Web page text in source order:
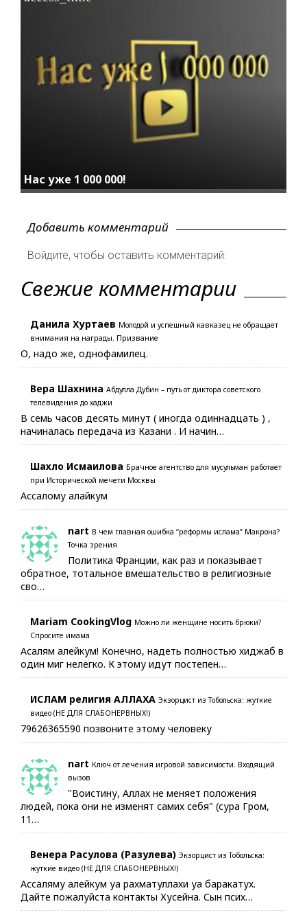
Нас уже 1 000 000!
Добавить комментарий
Войдите, чтобы оставить комментарий:
Свежие комментарии
Данила Хуртаев Молодой и успешный кавказец не обращает
внимания на награды. Призвание
О, надо же, однофамилец.
Вера Шахнина Абдулла Дубин – путь от диктора советского
телевидения до хаджи
В семь часов десять минут ( иногда одиннадцать ) ,
начиналась передача из Казани . И начин…
Шахло Исмаилова Брачное агентство для мусульман работает
при Исторической мечети Москвы
Ассалому алайкум
nart В чем главная ошибка “реформы ислама” Макрона?
Точка зрения
Политика Франции, как раз и показывает
обратное, тотальное вмешательство в религиозные
сво…
Mariam CookingVlog Можно ли женщине носить брюки?
Спросите имама
Асалям алейкум! Конечно, надеть полностью хиджаб в
один миг нелегко. К этому идут постепен…
ИСЛАМ религия АЛЛАХА Экзорцист из Тобольска: жуткие
видео (НЕ ДЛЯ СЛАБОНЕРВНЫХ!)
79626365590 позвоните этому человеку
nart Ключ от лечения игровой зависимости. Входящий
вызов
"Воистину, Аллах не меняет положения
людей, пока они не изменят самих себя" (сура Гром,
11…
Венера Расулова (Разулева) Экзорцист из Тобольска:
жуткие видео (НЕ ДЛЯ СЛАБОНЕРВНЫХ!)
Ассаляму алейкум уа рахматуллахи уа баракатух.
Дайте пожалуйста контакты Хусейна. Сын псих…